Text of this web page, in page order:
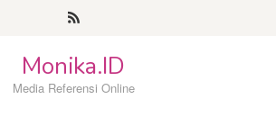
Monika.ID
Media Referensi Online